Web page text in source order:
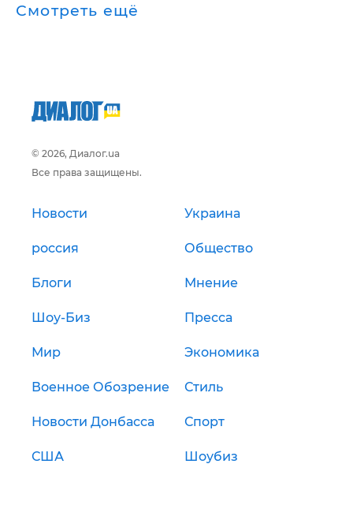
Смотреть ещё
© 2026, Диалог.ua
Все права защищены.
Новости Украина
россия Общество
Блоги Мнение
Шоу-Биз Пресса
Мир Экономика
Военное Обозрение Стиль
Новости Донбасса Спорт
США Шоубиз